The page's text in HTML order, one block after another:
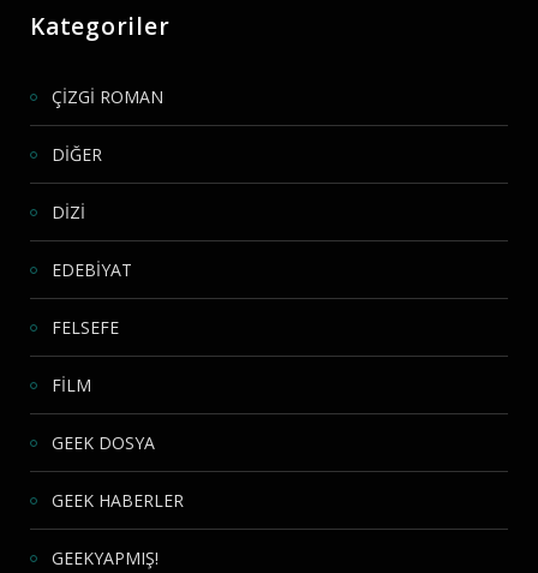
Kategoriler
ÇİZGİ ROMAN
DİĞER
DİZİ
EDEBİYAT
FELSEFE
FİLM
GEEK DOSYA
GEEK HABERLER
GEEKYAPMIŞ!